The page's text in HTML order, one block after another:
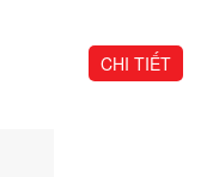
CHI TIẾT